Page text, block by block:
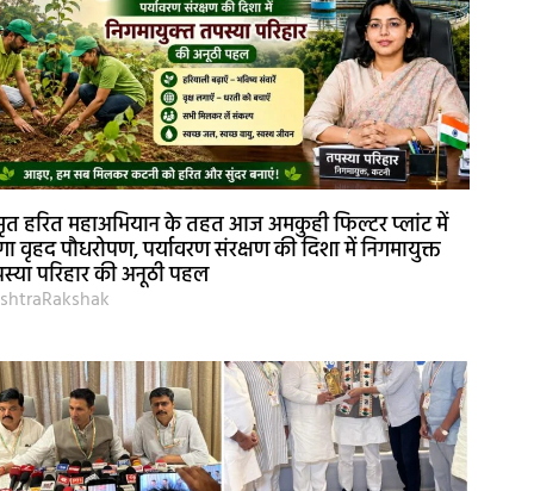
हरित महाअभियान के तहत आज अमकुही फिल्टर प्लांट में
वृहद पौधरोपण, पर्यावरण संरक्षण की दिशा में निगमायुक्त
परिहार की अनूठी पहल